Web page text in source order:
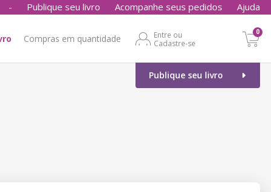
- Publique seu livro Acompanhe seus pedidos Ajuda
Compras em quantidade
Entre ou
Cadastre-se
0
Publique seu livro